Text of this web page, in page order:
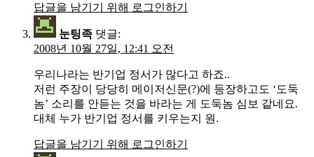
답글을 남기기 위해 로그인하기
눈팅족 댓글:
2008년 10월 27일, 12:41 오전
우리나라는 반기업 정서가 많다고 하죠..
저런 주장이 당당히 메이저신문(?)에 등장하고도 ‘도둑
놈’ 소리를 안듣는 것을 바라는 게 도둑놈 심보 같네요.
대체 누가 반기업 정서를 키우는지 원.
답글을 남기기 위해 로그인하기